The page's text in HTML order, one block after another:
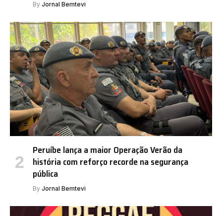
By Jornal Bemtevi
Peruíbe lança a maior Operação Verão da
história com reforço recorde na segurança
pública
By Jornal Bemtevi